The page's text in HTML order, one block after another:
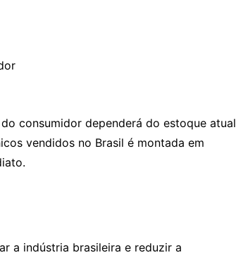
consumidor dependerá do estoque atual
vendidos no Brasil é montada em
a indústria brasileira e reduzir a